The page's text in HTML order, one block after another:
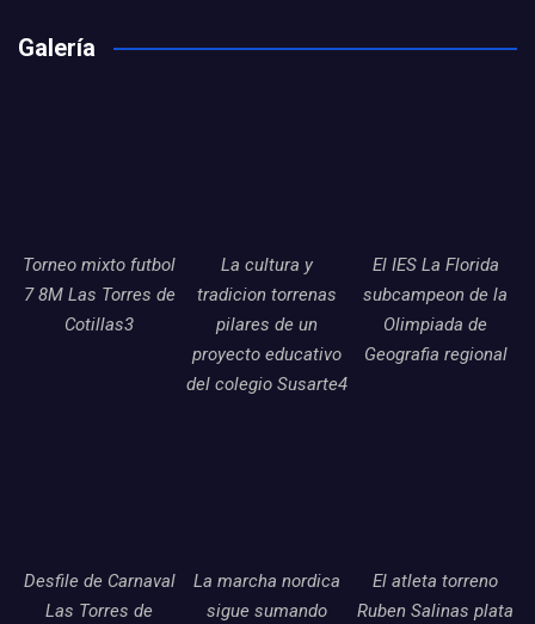
Galería
Torneo mixto futbol
7 8M Las Torres de
Cotillas3
La cultura y
tradicion torrenas
pilares de un
proyecto educativo
del colegio Susarte4
El IES La Florida
subcampeon de la
Olimpiada de
Geografia regional
Desfile de Carnaval
Las Torres de
La marcha nordica
sigue sumando
El atleta torreno
Ruben Salinas plata